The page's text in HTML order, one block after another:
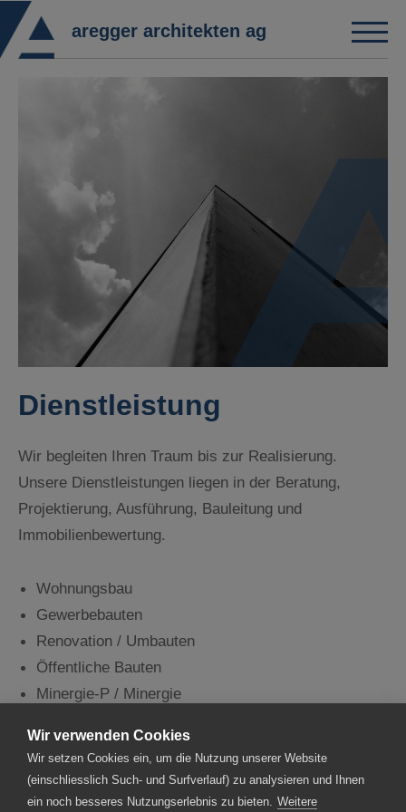
Wir verwenden Cookies
Wir setzen Cookies ein, um die Nutzung unserer Website
(einschliesslich Such- und Surfverlauf) zu analysieren und Ihnen
ein noch besseres Nutzungserlebnis zu bieten. Weitere
aregger architekten ag
Dienstleistung
Wir begleiten Ihren Traum bis zur Realisierung.
Unsere Dienstleistungen liegen in der Beratung,
Projektierung, Ausführung, Bauleitung und
Immobilienbewertung.
Wohnungsbau
Gewerbebauten
Renovation / Umbauten
Öffentliche Bauten
Minergie-P / Minergie